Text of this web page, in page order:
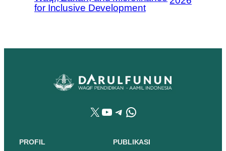
for Inclusive Development
X YouTube Telegram WhatsApp
PROFIL PUBLIKASI